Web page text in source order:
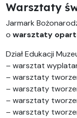
Warsztaty
Jarmark
o warsztaty
Dział Edukacji
– warsztat
– warsztaty
– warsztaty
– warsztaty
– warsztaty